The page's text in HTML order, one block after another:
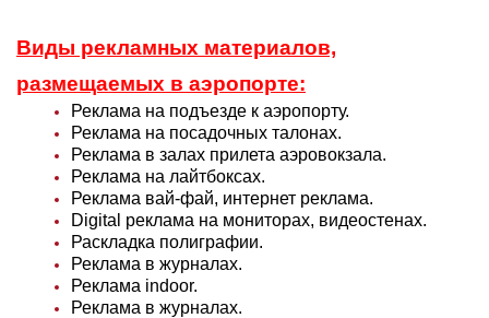
Виды рекламных материалов,
размещаемых в аэропорте:
Реклама на подъезде к аэропорту.
Реклама на посадочных талонах.
Реклама в залах прилета аэровокзала.
Реклама на лайтбоксах.
Реклама вай-фай, интернет реклама.
Digital реклама на мониторах, видеостенах.
Раскладка полиграфии.
Реклама в журналах.
Реклама indoor.
Реклама в журналах.